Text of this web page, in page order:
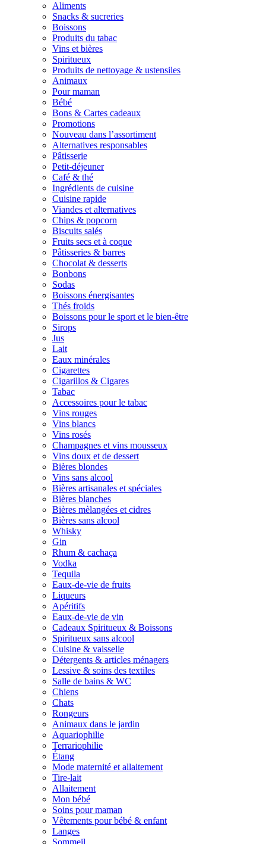
Aliments
Snacks & sucreries
Boissons
Produits du tabac
Vins et bières
Spiritueux
Produits de nettoyage & ustensiles
Animaux
Pour maman
Bébé
Bons & Cartes cadeaux
Promotions
Nouveau dans l’assortiment
Alternatives responsables
Pâtisserie
Petit-déjeuner
Café & thé
Ingrédients de cuisine
Cuisine rapide
Viandes et alternatives
Chips & popcorn
Biscuits salés
Fruits secs et à coque
Pâtisseries & barres
Chocolat & desserts
Bonbons
Sodas
Boissons énergisantes
Thés froids
Boissons pour le sport et le bien-être
Sirops
Jus
Lait
Eaux minérales
Cigarettes
Cigarillos & Cigares
Tabac
Accessoires pour le tabac
Vins rouges
Vins blancs
Vins rosés
Champagnes et vins mousseux
Vins doux et de dessert
Bières blondes
Vins sans alcool
Bières artisanales et spéciales
Bières blanches
Bières mèlangées et cidres
Bières sans alcool
Whisky
Gin
Rhum & cachaça
Vodka
Tequila
Eaux-de-vie de fruits
Liqueurs
Apéritifs
Eaux-de-vie de vin
Cadeaux Spiritueux & Boissons
Spiritueux sans alcool
Cuisine & vaisselle
Détergents & articles ménagers
Lessive & soins des textiles
Salle de bains & WC
Chiens
Chats
Rongeurs
Animaux dans le jardin
Aquariophilie
Terrariophilie
Étang
Mode maternité et allaitement
Tire-lait
Allaitement
Mon bébé
Soins pour maman
Vêtements pour bébé & enfant
Langes
Sommeil